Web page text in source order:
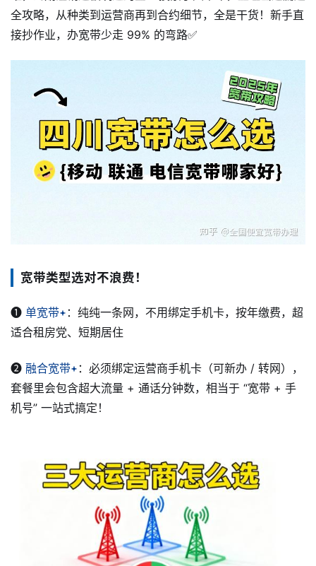
全攻略，从种类到运营商再到合约细节，全是干货！新手直
接抄作业，办宽带少走 99% 的弯路✅
宽带类型选对不浪费！
❶ 单宽带
：纯纯一条网，不用绑定手机卡，按年缴费，超
适合租房党、短期居住
❷ 融合宽带
：必须绑定运营商手机卡（可新办 / 转网），
套餐里会包含超大流量 + 通话分钟数，相当于 “宽带 + 手
机号” 一站式搞定！